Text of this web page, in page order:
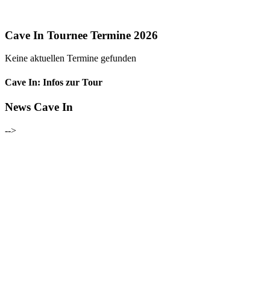
Cave In Tournee Termine 2026
Keine aktuellen Termine gefunden
Cave In: Infos zur Tour
News Cave In
-->